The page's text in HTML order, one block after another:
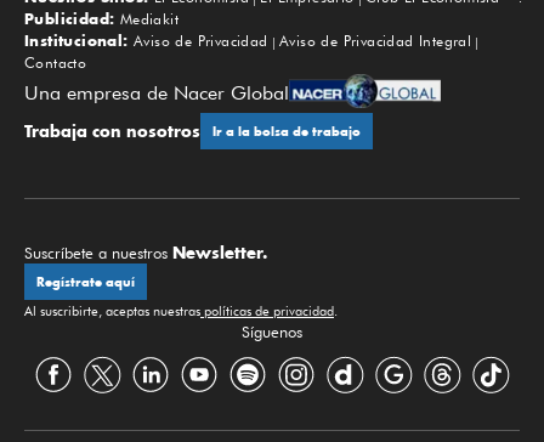
Publicidad: Mediakit
Institucional: Aviso de Privacidad
Aviso de Privacidad Integral
Contacto
Una empresa de Nacer Global
Trabaja con nosotros Ir a la bolsa de trabajo
Suscríbete a nuestros Newsletter.
Regístrate aquí
Al suscribirte, aceptas nuestras políticas de privacidad
Síguenos